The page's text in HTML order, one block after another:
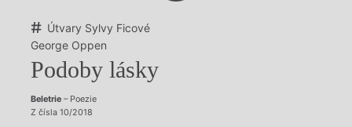
Rozhovory
Dokument
Výroční ceny
Útvary Sylvy Ficové
George Oppen
Podoby lásky
Beletrie– Poezie
Z čísla 10/2018